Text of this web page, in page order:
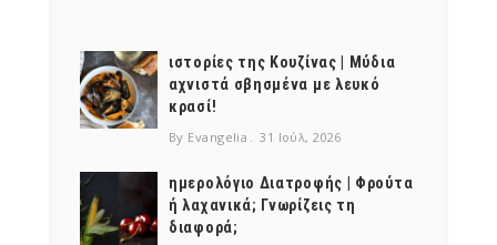
ιστορίες της Κουζίνας | Μύδια
αχνιστά σβησμένα με λευκό
κρασί!
By Evangelia 31 Ιούλ, 2026
ημερολόγιο Διατροφής | Φρούτα
ή λαχανικά; Γνωρίζεις τη
διαφορά;